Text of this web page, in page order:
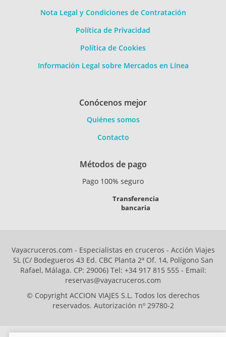
Nota Legal y Condiciones de Contratación
Política de Privacidad
Política de Cookies
Información Legal sobre Mercados en Línea
Conócenos mejor
Quiénes somos
Contacto
Métodos de pago
Pago 100% seguro
Transferencia
bancaria
Vayacruceros.com - Especialistas en cruceros - Acción Viajes
SL (C/ Bodegueros 43 Ed. CBC Planta 2ª Of. 14, Polígono San
Rafael, Málaga. CP: 29006) Tel: +34 917 815 555 - Email:
reservas@vayacruceros.com
© Copyright ACCION VIAJES S.L. Todos los derechos
reservados. Autorización nº 29780-2